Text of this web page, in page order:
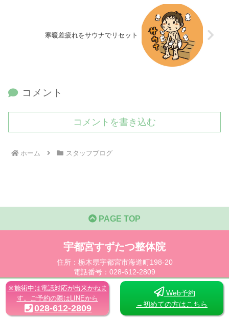
寒暖差疲れをサウナでリセット
コメント
コメントを書き込む
ホーム スタッフブログ
PAGE TOP
宇都宮すずたつ整体院
住所：栃木県宇都宮市海道町198-20
電話番号：028-612-2809
営業時間：10:00〜22:00
定休日：
プライバシーポリシー
※施術中は電話対応が出来かねま
す。ご予約の際はLINEから
028-612-2809
Web予約
→初めての方はこちら